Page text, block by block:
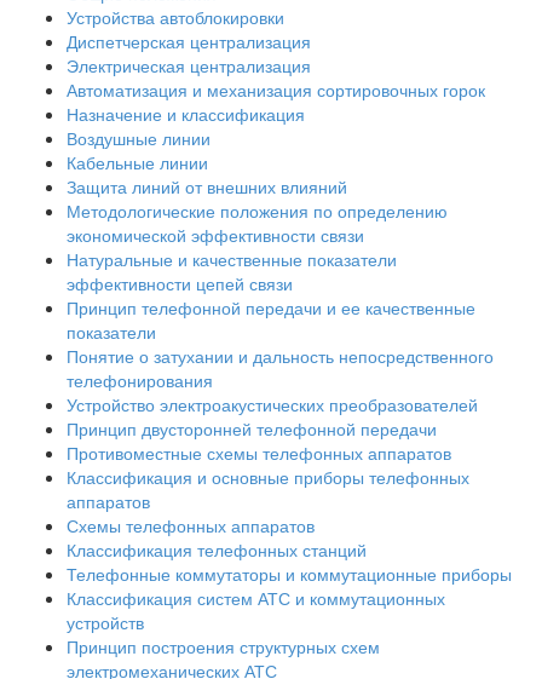
Устройства автоблокировки
Диспетчерская централизация
Электрическая централизация
Автоматизация и механизация сортировочных горок
Назначение и классификация
Воздушные линии
Кабельные линии
Защита линий от внешних влияний
Методологические положения по определению
экономической эффективности связи
Натуральные и качественные показатели
эффективности цепей связи
Принцип телефонной передачи и ее качественные
показатели
Понятие о затухании и дальность непосредственного
телефонирования
Устройство электроакустических преобразователей
Принцип двусторонней телефонной передачи
Противоместные схемы телефонных аппаратов
Классификация и основные приборы телефонных
аппаратов
Схемы телефонных аппаратов
Классификация телефонных станций
Телефонные коммутаторы и коммутационные приборы
Классификация систем АТС и коммутационных
устройств
Принцип построения структурных схем
электромеханических АТС